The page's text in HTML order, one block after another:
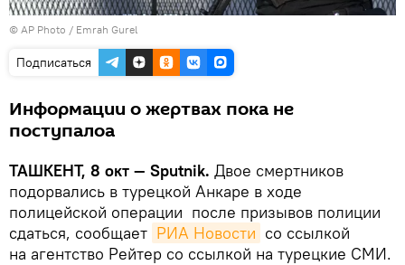
© AP Photo / Emrah Gurel
Подписаться
Информации о жертвах пока не
поступалоа
ТАШКЕНТ, 8 окт — Sputnik. Двое смертников
подорвались в турецкой Анкаре в ходе
полицейской операции после призывов полиции
сдаться, сообщает РИА Новости со ссылкой
на агентство Рейтер со ссылкой на турецкие СМИ.